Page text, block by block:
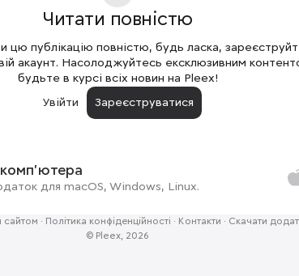
Читати повністю
цю публікацію повністю, будь ласка,
акаунт. Насолоджуйтесь ексклюзивним
будьте в курсі всіх новин на Pleex!
Увійти
Зареєструватися
для macOS, Windows, Linux.
сайтом · Політика конфіденційності · Контакти · Скачати
© Pleex, 2026